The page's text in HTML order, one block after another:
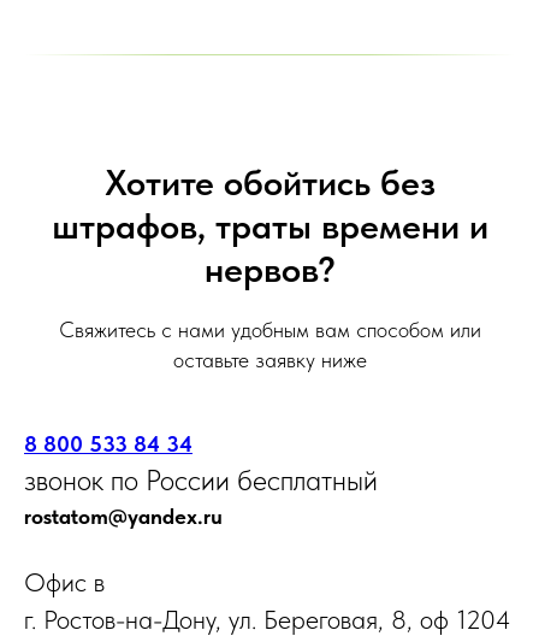
Хотите обойтись без
штрафов, траты времени и
нервов?
Свяжитесь с нами удобным вам способом или
оставьте заявку ниже
8 800 533 84 34
звонок по России бесплатный
rostatom@yandex.ru
Офис в
г. Ростов-на-Дону, ул. Береговая, 8, оф 1204